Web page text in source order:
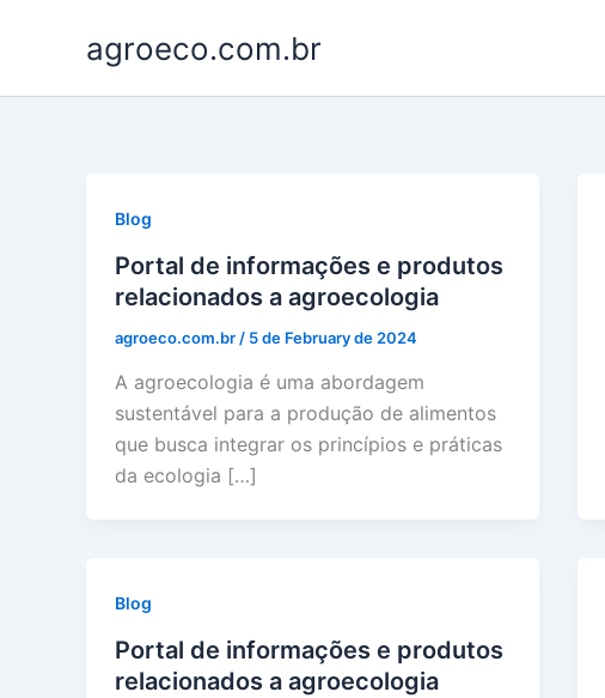
agroeco.com.br
Blog
Portal de informações e produtos
relacionados a agroecologia
agroeco.com.br / 5 de February de 2024
A agroecologia é uma abordagem
sustentável para a produção de alimentos
que busca integrar os princípios e práticas
da ecologia […]
Blog
Portal de informações e produtos
relacionados a agroecologia